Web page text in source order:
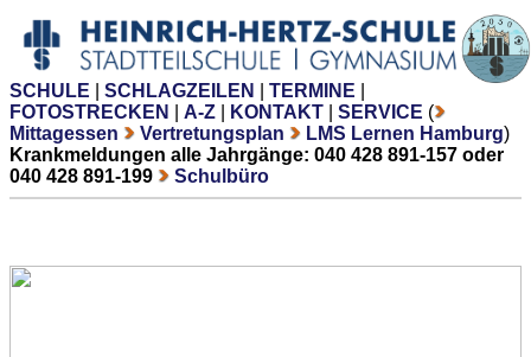
SCHULE SCHLAGZEILEN TERMINE
FOTOSTRECKEN
A-Z KONTAKT SERVICE (
Mittagessen
Vertretungsplan LMS Lernen Hamburg)
Krankmeldungen alle Jahrgänge: 040 428 891-157 oder
040 428 891-199
Schulbüro